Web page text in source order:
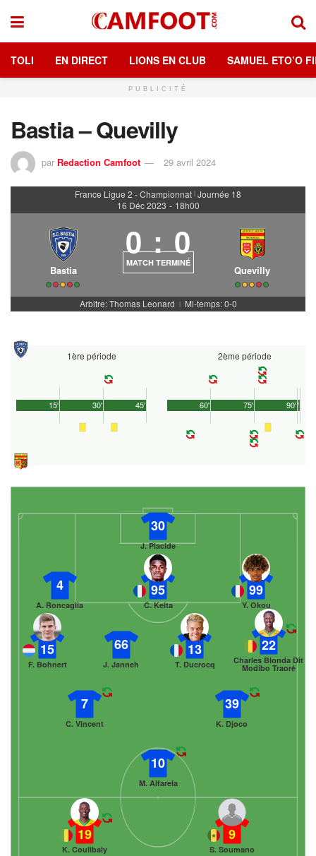
TOLI EN DIRECT LIONS EN CLUB SAMUEL ETO’O
PUBLICITÉ
Bastia – Quevilly
par Redaction Camfoot 29 avril 2024
France Ligue 2 - Championnat | Journée 18
16 Déc 2023 - 18h00
Bastia
0 : 0
MATCH TERMINÉ
Quevilly
Arbitre: Thomas Leonard | Mi-temps: 0-0
1ère période
45'
15' 30'
2ème période
90'
60' 75' 1'
30
J. Placide
99
Y. Okou
95
C. Keita
4
A. Roncaglia
22
Charles Blonda Dit
Modibo Traoré
13
T. Ducrocq
66
J. Janneh
15
F. Bohnert
39
K. Djoco
7
C. Vincent
10
M. Alfarela
19
K. Coulibaly
9
S. Soumano